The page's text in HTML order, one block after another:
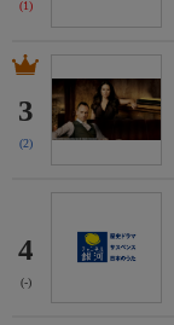
(1)
3
(2)
4
(-)